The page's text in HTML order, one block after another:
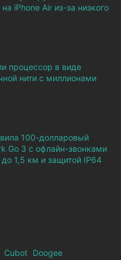
iPhone Air из-за низкого
процессор в виде
нити с миллионами
100-долларовый
Go 3 с офлайн-звонками
до 1,5 км и защитой IP64
Cubot Doogee